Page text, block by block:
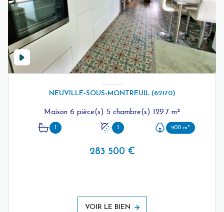
NEUVILLE-SOUS-MONTREUIL (62170)
Maison 6 pièce(s) 5 chambre(s) 129.7 m²
1 1 900 m²
283 500 €
VOIR LE BIEN